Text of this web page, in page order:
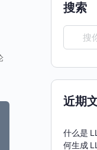
搜索
近期
什么是
何生成